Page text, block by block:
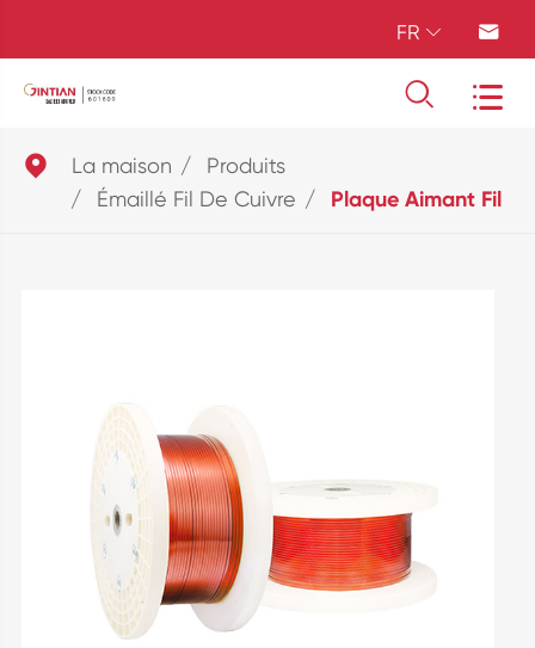
FR  
 
 La maison
Produits
Émaillé Fil De Cuivre
Plaque Aimant Fil